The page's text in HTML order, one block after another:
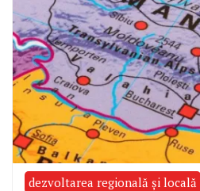
dezvoltarea regională şi locală